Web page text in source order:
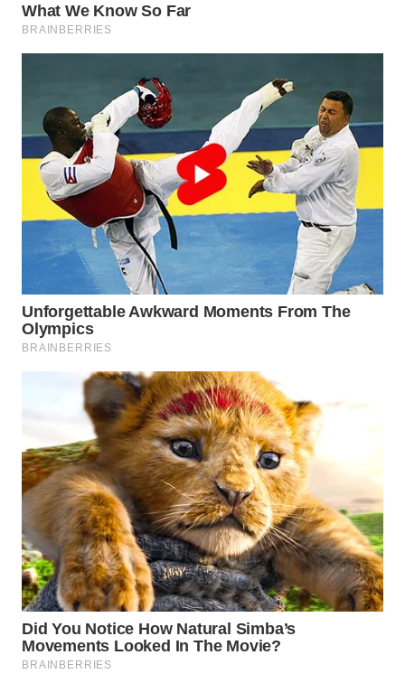
SURABAYA
WN
WN
BINTAN
WN
MANDALIKA
WN
LIKUPANG
WN
LABUANBAJO
BORNEO
Wahana
Media
Group
WAHANA
NEWS
WAHANA
TANI
WAHANA